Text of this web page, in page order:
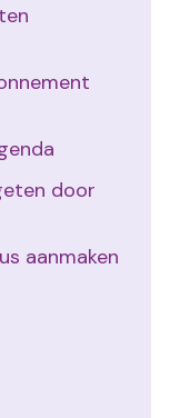
door
aanmaken